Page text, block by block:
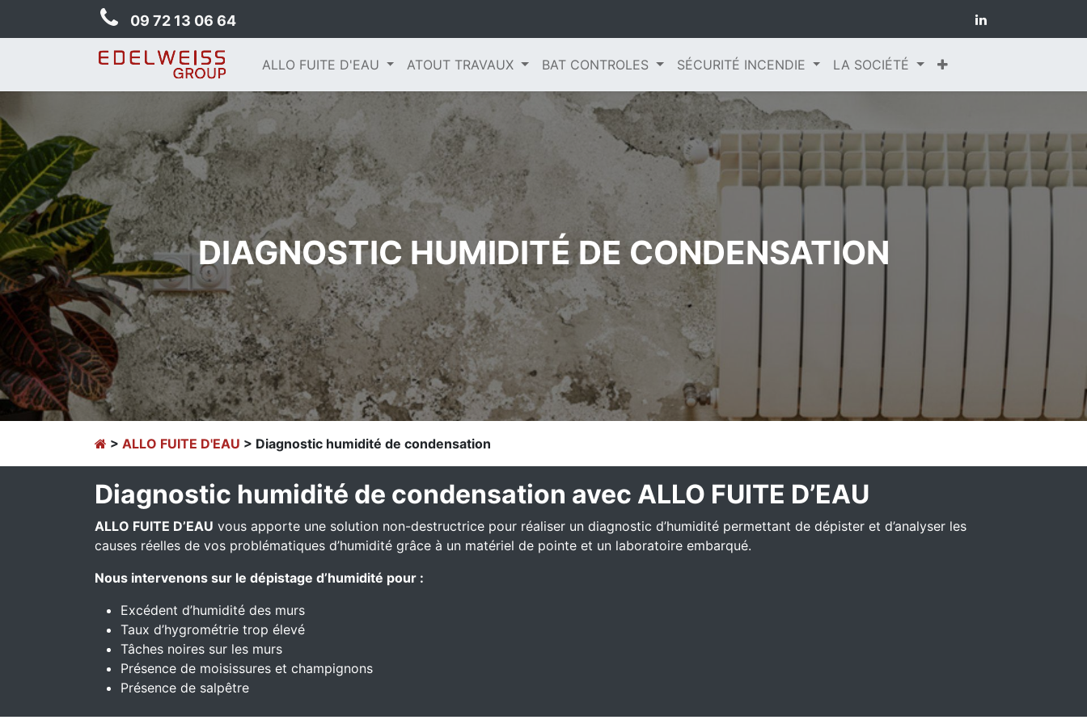
09 72 13 06 64
ALLO FUITE D'EAU ATOUT TRAVAUX BAT CONTROLES SÉCURITÉ INCENDIE LA SOCIÉTÉ
DIAGNOSTIC HUMIDITÉ DE CONDENSATION
> ALLO FUITE D'EAU > Diagnostic humidité de condensation
Diagnostic humidité de condensation avec ALLO FUITE D’EAU
ALLO FUITE D’EAU vous apporte une solution non-destructrice pour réaliser un diagnostic d’humidité permettant de dépister et d’analyser les
causes réelles de vos problématiques d’humidité grâce à un matériel de pointe et un laboratoire embarqué.
Nous intervenons sur le dépistage d’humidité pour :
Excédent d’humidité des murs
Taux d’hygrométrie trop élevé
Tâches noires sur les murs
Présence de moisissures et champignons
Présence de salpêtre